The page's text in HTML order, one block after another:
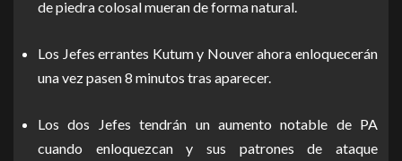
de piedra colosal mueran de forma natural.
Los Jefes errantes Kutum y Nouver ahora enloquecerán
una vez pasen 8 minutos tras aparecer.
Los dos Jefes tendrán un aumento notable de PA
cuando enloquezcan y sus patrones de ataque